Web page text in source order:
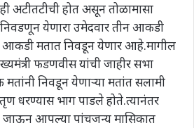
अटीतटीची होत असून तोळामासा
येणारा उमेदवार तीन आकडी
आकडी मतात निवडून येणार आहे.मागील
फडणवीस यांची जाहीर सभा
मतांनी निवडून येणाऱ्या मतांत सलामी
तृण धरण्यास भाग पाडले होते.त्यानंतर
जाऊन आपल्या पांचजन्य मासिकात